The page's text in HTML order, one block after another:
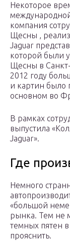
Некоторое
компания
Щесны ,
Jaguar
которой были
Щесны в
2012 году
и картин было
основном во
В рамках
выпустила
Jaguar».
Где
Немного
«большой
рынка. Тем не
темных пятен
прояснить.